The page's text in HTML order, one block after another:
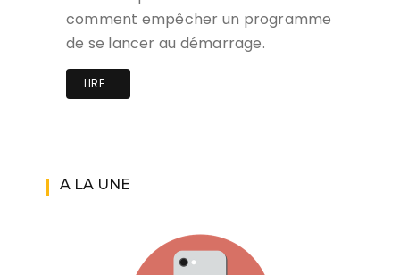
comment empêcher un programme
de se lancer au démarrage.
LIRE...
A LA UNE